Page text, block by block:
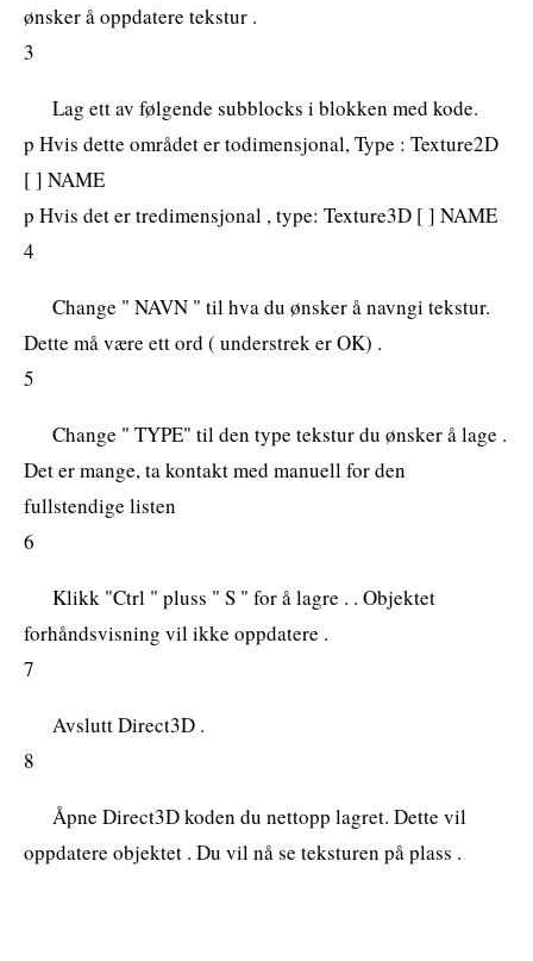
ønsker å oppdatere tekstur .
3
Lag ett av følgende subblocks i blokken med kode.
p Hvis dette området er todimensjonal, Type : Texture2D
[ ] NAME
p Hvis det er tredimensjonal , type: Texture3D [ ] NAME
4
Change " NAVN " til hva du ønsker å navngi tekstur.
Dette må være ett ord ( understrek er OK) .
5
Change " TYPE" til den type tekstur du ønsker å lage .
Det er mange, ta kontakt med manuell for den
fullstendige listen
6
Klikk "Ctrl " pluss " S " for å lagre . . Objektet
forhåndsvisning vil ikke oppdatere .
7
Avslutt Direct3D .
8
Åpne Direct3D koden du nettopp lagret. Dette vil
oppdatere objektet . Du vil nå se teksturen på plass .